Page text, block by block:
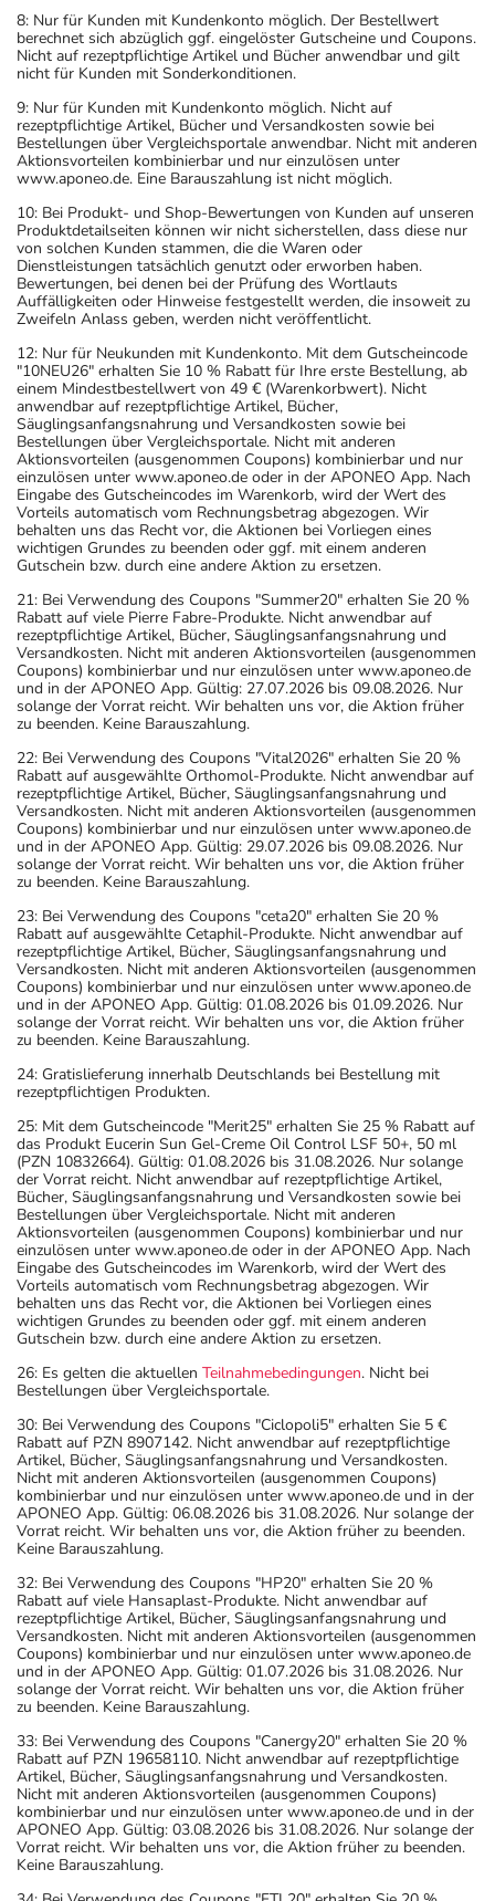
8: Nur für Kunden mit Kundenkonto möglich. Der Bestellwert
berechnet sich abzüglich ggf. eingelöster Gutscheine und Coupons.
Nicht auf rezeptpflichtige Artikel und Bücher anwendbar und gilt
nicht für Kunden mit Sonderkonditionen.
9: Nur für Kunden mit Kundenkonto möglich. Nicht auf
rezeptpflichtige Artikel, Bücher und Versandkosten sowie bei
Bestellungen über Vergleichsportale anwendbar. Nicht mit anderen
Aktionsvorteilen kombinierbar und nur einzulösen unter
www.aponeo.de. Eine Barauszahlung ist nicht möglich.
10: Bei Produkt- und Shop-Bewertungen von Kunden auf unseren
Produktdetailseiten können wir nicht sicherstellen, dass diese nur
von solchen Kunden stammen, die die Waren oder
Dienstleistungen tatsächlich genutzt oder erworben haben.
Bewertungen, bei denen bei der Prüfung des Wortlauts
Auffälligkeiten oder Hinweise festgestellt werden, die insoweit zu
Zweifeln Anlass geben, werden nicht veröffentlicht.
12: Nur für Neukunden mit Kundenkonto. Mit dem Gutscheincode
"10NEU26" erhalten Sie 10 % Rabatt für Ihre erste Bestellung, ab
einem Mindestbestellwert von 49 € (Warenkorbwert). Nicht
anwendbar auf rezeptpflichtige Artikel, Bücher,
Säuglingsanfangsnahrung und Versandkosten sowie bei
Bestellungen über Vergleichsportale. Nicht mit anderen
Aktionsvorteilen (ausgenommen Coupons) kombinierbar und nur
einzulösen unter www.aponeo.de oder in der APONEO App. Nach
Eingabe des Gutscheincodes im Warenkorb, wird der Wert des
Vorteils automatisch vom Rechnungsbetrag abgezogen. Wir
behalten uns das Recht vor, die Aktionen bei Vorliegen eines
wichtigen Grundes zu beenden oder ggf. mit einem anderen
Gutschein bzw. durch eine andere Aktion zu ersetzen.
21: Bei Verwendung des Coupons "Summer20" erhalten Sie 20 %
Rabatt auf viele Pierre Fabre-Produkte. Nicht anwendbar auf
rezeptpflichtige Artikel, Bücher, Säuglingsanfangsnahrung und
Versandkosten. Nicht mit anderen Aktionsvorteilen (ausgenommen
Coupons) kombinierbar und nur einzulösen unter www.aponeo.de
und in der APONEO App. Gültig: 27.07.2026 bis 09.08.2026. Nur
solange der Vorrat reicht. Wir behalten uns vor, die Aktion früher
zu beenden. Keine Barauszahlung.
22: Bei Verwendung des Coupons "Vital2026" erhalten Sie 20 %
Rabatt auf ausgewählte Orthomol-Produkte. Nicht anwendbar auf
rezeptpflichtige Artikel, Bücher, Säuglingsanfangsnahrung und
Versandkosten. Nicht mit anderen Aktionsvorteilen (ausgenommen
Coupons) kombinierbar und nur einzulösen unter www.aponeo.de
und in der APONEO App. Gültig: 29.07.2026 bis 09.08.2026. Nur
solange der Vorrat reicht. Wir behalten uns vor, die Aktion früher
zu beenden. Keine Barauszahlung.
23: Bei Verwendung des Coupons "ceta20" erhalten Sie 20 %
Rabatt auf ausgewählte Cetaphil-Produkte. Nicht anwendbar auf
rezeptpflichtige Artikel, Bücher, Säuglingsanfangsnahrung und
Versandkosten. Nicht mit anderen Aktionsvorteilen (ausgenommen
Coupons) kombinierbar und nur einzulösen unter www.aponeo.de
und in der APONEO App. Gültig: 01.08.2026 bis 01.09.2026. Nur
solange der Vorrat reicht. Wir behalten uns vor, die Aktion früher
zu beenden. Keine Barauszahlung.
24: Gratislieferung innerhalb Deutschlands bei Bestellung mit
rezeptpflichtigen Produkten.
25: Mit dem Gutscheincode "Merit25" erhalten Sie 25 % Rabatt auf
das Produkt Eucerin Sun Gel-Creme Oil Control LSF 50+, 50 ml
(PZN 10832664). Gültig: 01.08.2026 bis 31.08.2026. Nur solange
der Vorrat reicht. Nicht anwendbar auf rezeptpflichtige Artikel,
Bücher, Säuglingsanfangsnahrung und Versandkosten sowie bei
Bestellungen über Vergleichsportale. Nicht mit anderen
Aktionsvorteilen (ausgenommen Coupons) kombinierbar und nur
einzulösen unter www.aponeo.de oder in der APONEO App. Nach
Eingabe des Gutscheincodes im Warenkorb, wird der Wert des
Vorteils automatisch vom Rechnungsbetrag abgezogen. Wir
behalten uns das Recht vor, die Aktionen bei Vorliegen eines
wichtigen Grundes zu beenden oder ggf. mit einem anderen
Gutschein bzw. durch eine andere Aktion zu ersetzen.
26: Es gelten die aktuellen Teilnahmebedingungen. Nicht bei
Bestellungen über Vergleichsportale.
30: Bei Verwendung des Coupons "Ciclopoli5" erhalten Sie 5 €
Rabatt auf PZN 8907142. Nicht anwendbar auf rezeptpflichtige
Artikel, Bücher, Säuglingsanfangsnahrung und Versandkosten.
Nicht mit anderen Aktionsvorteilen (ausgenommen Coupons)
kombinierbar und nur einzulösen unter www.aponeo.de und in der
APONEO App. Gültig: 06.08.2026 bis 31.08.2026. Nur solange der
Vorrat reicht. Wir behalten uns vor, die Aktion früher zu beenden.
Keine Barauszahlung.
32: Bei Verwendung des Coupons "HP20" erhalten Sie 20 %
Rabatt auf viele Hansaplast-Produkte. Nicht anwendbar auf
rezeptpflichtige Artikel, Bücher, Säuglingsanfangsnahrung und
Versandkosten. Nicht mit anderen Aktionsvorteilen (ausgenommen
Coupons) kombinierbar und nur einzulösen unter www.aponeo.de
und in der APONEO App. Gültig: 01.07.2026 bis 31.08.2026. Nur
solange der Vorrat reicht. Wir behalten uns vor, die Aktion früher
zu beenden. Keine Barauszahlung.
33: Bei Verwendung des Coupons "Canergy20" erhalten Sie 20 %
Rabatt auf PZN 19658110. Nicht anwendbar auf rezeptpflichtige
Artikel, Bücher, Säuglingsanfangsnahrung und Versandkosten.
Nicht mit anderen Aktionsvorteilen (ausgenommen Coupons)
kombinierbar und nur einzulösen unter www.aponeo.de und in der
APONEO App. Gültig: 03.08.2026 bis 31.08.2026. Nur solange der
Vorrat reicht. Wir behalten uns vor, die Aktion früher zu beenden.
Keine Barauszahlung.